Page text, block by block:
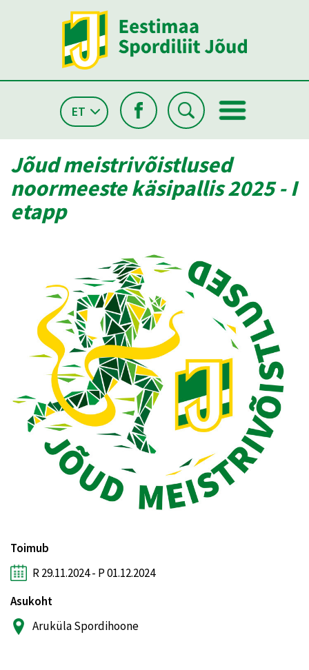
ET
Jõud meistrivõistlused
noormeeste käsipallis 2025 - I
etapp
Toimub
R 29.11.2024 - P 01.12.2024
Asukoht
Aruküla Spordihoone